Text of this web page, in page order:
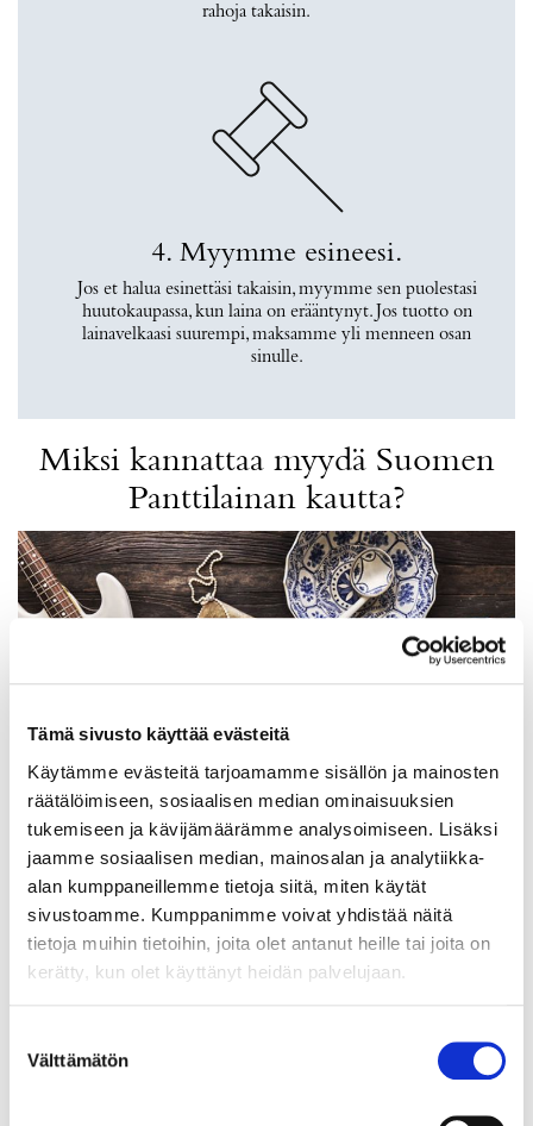
Tämä sivusto käyttää evästeitä
Käytämme evästeitä tarjoamamme sisällön ja mainosten
räätälöimiseen, sosiaalisen median ominaisuuksien
tukemiseen ja kävijämäärämme analysoimiseen. Lisäksi
jaamme sosiaalisen median, mainosalan ja analytiikka-
alan kumppaneillemme tietoja siitä, miten käytät
sivustoamme. Kumppanimme voivat yhdistää näitä
tietoja muihin tietoihin, joita olet antanut heille tai joita on
kerätty, kun olet käyttänyt heidän palvelujaan.
valinta
Välttämätön
rahoja takaisin.
4. Myymme esineesi.
Jos et halua esinettäsi takaisin, myymme sen puolestasi
huutokaupassa, kun laina on erääntynyt. Jos tuotto on
lainavelkaasi suurempi, maksamme yli menneen osan
sinulle.
Miksi kannattaa myydä Suomen
Panttilainan kautta?
Teemme ilmaisen arvioinnin.
Pohditko jonkin esineen myymistä? Tule lähimpään konttoriin, saat
ilmaisen arvion esineellesi.